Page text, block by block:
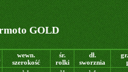
GOLD
wewn.
szerokość
śr.
rolki
dł.
sworznia